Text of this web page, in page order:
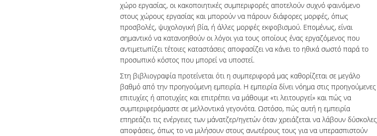
χώρο εργασίας, οι κακοποιητικές συμπεριφορές αποτελούν συχνό φαινόμενο
στους χώρους εργασίας και μπορούν να πάρουν διάφορες μορφές, όπως
προσβολές, ψυχολογική βία, ή άλλες μορφές εκφοβισμού. Επομένως, είναι
σημαντικό να κατανοηθούν οι λόγοι για τους οποίους ένας εργαζόμενος που
αντιμετωπίζει τέτοιες καταστάσεις αποφασίζει να κάνει το ηθικά σωστό παρά το
προσωπικό κόστος που μπορεί να υποστεί.
Στη βιβλιογραφία προτείνεται ότι η συμπεριφορά μας καθορίζεται σε μεγάλο
βαθμό από την προηγούμενη εμπειρία. Η εμπειρία δίνει νόημα στις προηγούμενες
επιτυχίες ή αποτυχίες και επιτρέπει να μάθουμε «τι λειτουργεί» και πώς να
συμπεριφερόμαστε σε μελλοντικά γεγονότα. Ωστόσο, πώς αυτή η εμπειρία
επηρεάζει τις ενέργειες των μάνατζερ/ηγετών όταν χρειάζεται να λάβουν δύσκολες
αποφάσεις, όπως το να μιλήσουν στους ανωτέρους τους για να υπερασπιστούν